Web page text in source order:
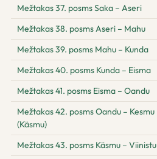
Mežtakas 37. posms Saka – Aseri
Mežtakas 38. posms Aseri – Mahu
Mežtakas 39. posms Mahu – Kunda
Mežtakas 40. posms Kunda – Eisma
Mežtakas 41. posms Eisma – Oandu
Mežtakas 42. posms Oandu – Kesmu
(Käsmu)
Mežtakas 43. posms Käsmu – Viinistu